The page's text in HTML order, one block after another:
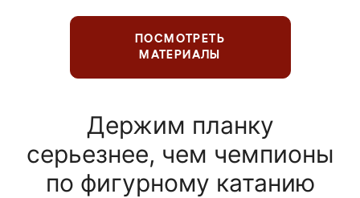
ПОСМОТРЕТЬ
МАТЕРИАЛЫ
Держим планку
серьезнее, чем чемпионы
по фигурному катанию